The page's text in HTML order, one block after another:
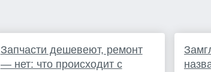
Запчасти дешевеют, ремонт
— нет: что происходит с